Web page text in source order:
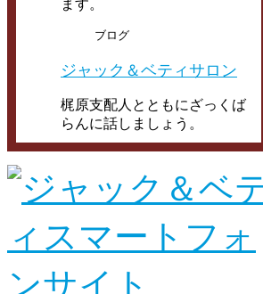
ます。
ブログ
ジャック＆ベティサロン
梶原支配人とともにざっくば
らんに話しましょう。